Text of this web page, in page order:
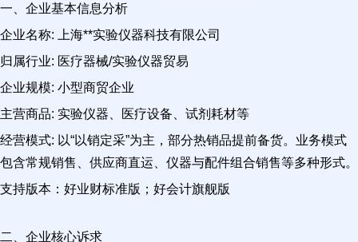
一、企业基本信息分析
企业名称: 上海**实验仪器科技有限公司
归属行业: 医疗器械/实验仪器贸易
企业规模: 小型商贸企业
主营商品: 实验仪器、医疗设备、试剂耗材等
经营模式: 以“以销定采”为主，部分热销品提前备货。业务模式
包含常规销售、供应商直运、仪器与配件组合销售等多种形式。
支持版本：好业财标准版；好会计旗舰版
二、企业核心诉求